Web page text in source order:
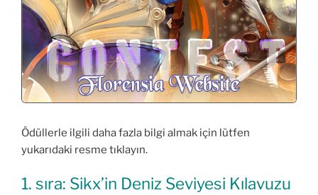
Ödüllerle ilgili daha fazla bilgi almak için lütfen
yukarıdaki resme tıklayın.
1. sıra: Sikx’in Deniz Seviyesi Kılavuzu